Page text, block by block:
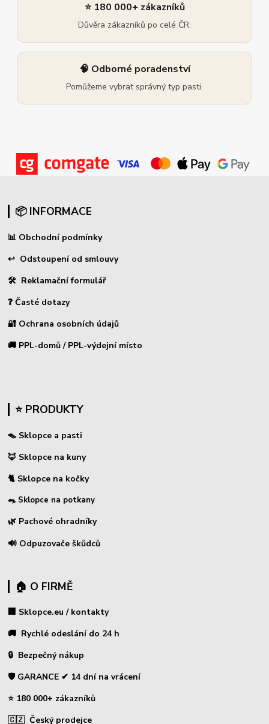
⭐ 180 000+ zákazníků
Důvěra zákazníků po celé ČR.
🧠 Odborné poradenství
Pomůžeme vybrat správný typ pasti.
📦 INFORMACE
📊 Obchodní podmínky
↩ Odstoupení od smlouvy
🛠 Reklamační formulář
❓ Časté dotazy
🔐 Ochrana osobních údajů
🚚 PPL-domů / PPL-výdejní místo
⭐ PRODUKTY
🪤 Sklopce a pasti
🦊 Sklopce na kuny
🐈 Sklopce na kočky
🐀 Sklopce na potkany
🌿 Pachové ohradníky
🔊 Odpuzovače škůdců
🏠 O FIRMĚ
🏢 Sklopce.eu / kontakty
🚚 Rychlé odeslání do 24 h
🔒 Bezpečný nákup
🛡️ GARANCE ✔ 14 dní na vrácení
⭐ 180 000+ zákazníků
🇨🇿 Český prodejce